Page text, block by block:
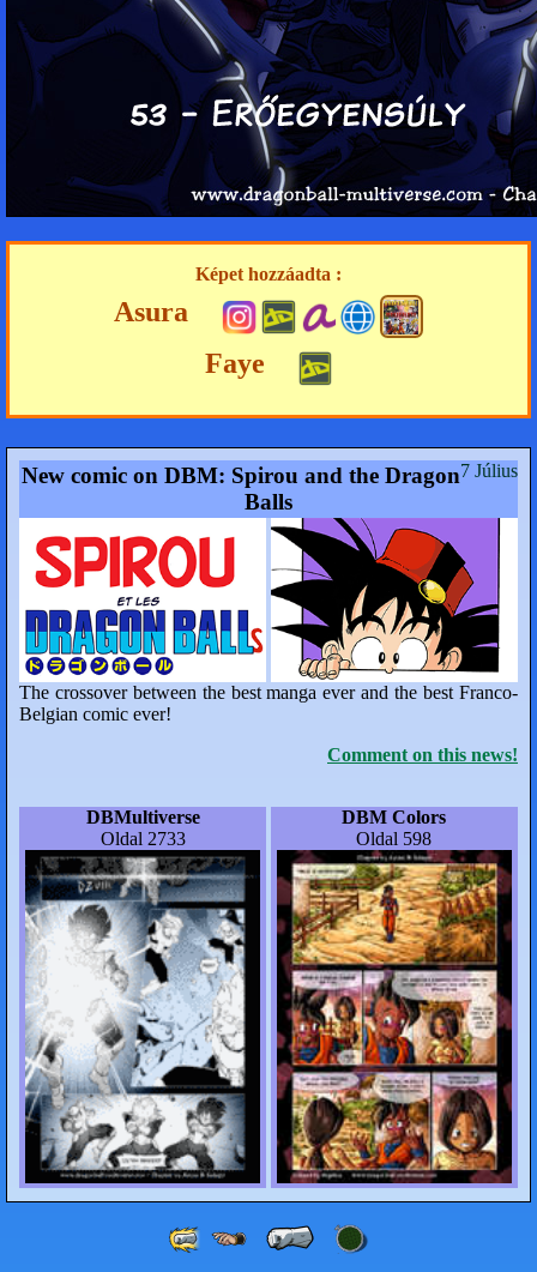
Képet hozzáadta :
Asura
Faye
7 Július
New comic on DBM: Spirou and the Dragon
Balls
The crossover between the best manga ever and the best Franco-
Belgian comic ever!
Comment on this news!
DBMultiverse
Oldal 2733
DBM Colors
Oldal 598